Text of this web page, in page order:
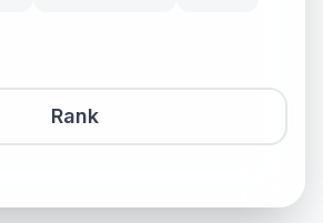
Rank